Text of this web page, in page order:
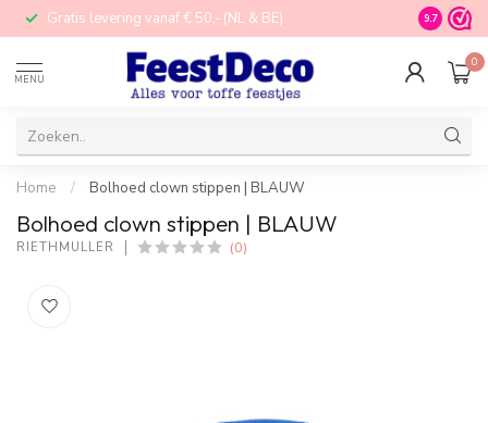
Gratis levering vanaf € 50,- (NL & BE) STORE in
9.7
MENU
0
Home / Bolhoed clown stippen | BLAUW
Bolhoed clown stippen | BLAUW
RIETHMÜLLER (0)